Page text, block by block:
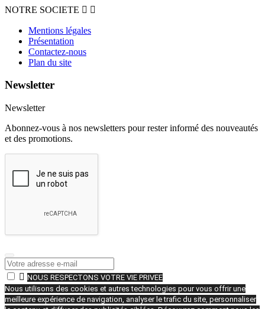
NOTRE SOCIETE  
Mentions légales
Présentation
Contactez-nous
Plan du site
Newsletter
Newsletter
Abonnez-vous à nos newsletters pour rester informé des nouveautés
et des promotions.
 NOUS RESPECTONS VOTRE VIE PRIVEE
Nous utilisons des cookies et autres technologies pour vous offrir une
meilleure expérience de navigation, analyser le trafic du site, personnaliser